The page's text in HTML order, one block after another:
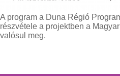
A program a Duna Régió
részvétele a projektben a
valósul meg.